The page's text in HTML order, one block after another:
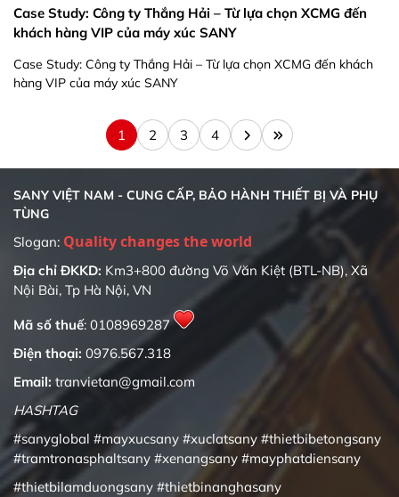
Case Study: Công ty Thắng Hải – Từ lựa chọn XCMG đến
khách hàng VIP của máy xúc SANY
Case Study: Công ty Thắng Hải – Từ lựa chọn XCMG đến khách
hàng VIP của máy xúc SANY
1 2 3 4
SANY VIỆT NAM - CUNG CẤP, BẢO HÀNH THIẾT BỊ VÀ PHỤ
TÙNG
Slogan:
Địa chỉ ĐKKD: Km3+800 đường Võ Văn Kiệt (BTL-NB), Xã
Nội Bài, Tp Hà Nội, VN
Mã số thuế: 0108969287
Điện thoại: 0976.567.318
Email: tranvietan@gmail.com
HASHTAG
#sanyglobal #mayxucsany #xuclatsany #thietbibetongsany
#tramtronasphaltsany #xenangsany #mayphatdiensany
#thietbilamduongsany #thietbinanghasany